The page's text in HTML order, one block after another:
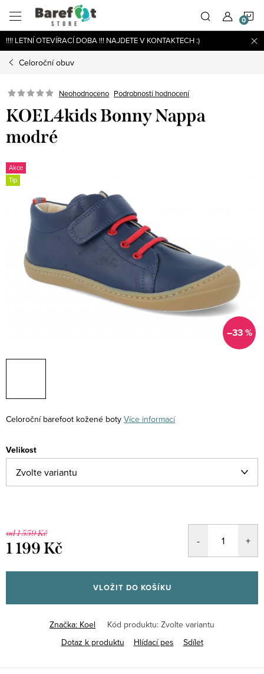
obsah
!!!! LETNÍ OTEVÍRACÍ DOBA !!! NAJDETE V KONTAKTECH :)
Celoroční obuv
Neohodnoceno Podrobnosti hodnocení
KOEL4kids Bonny Nappa
modré
Akce
Tip
–33 %
Celoroční barefoot kožené boty Více informací
Velikost
od 1 559 Kč
1 199 Kč
cena:
VLOŽIT DO KOŠÍKU
Značka: Koel Kód produktu: Zvolte variantu
Dotaz k produktu
Hlídací pes Sdílet